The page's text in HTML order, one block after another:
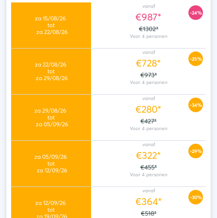
-24%
vanaf
€987*
€1302*
-25%
vanaf
€728*
€973*
-34%
vanaf
€280*
€427*
-29%
vanaf
€322*
€455*
-30%
vanaf
€364*
€518*